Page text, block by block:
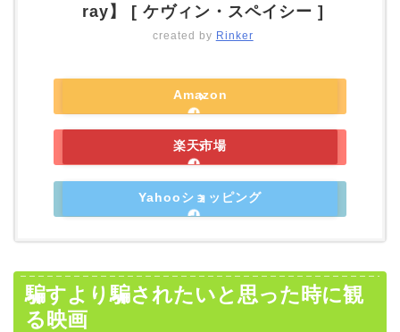
ray】 [ ケヴィン・スペイシー ]
created by Rinker
Amazon
楽天市場
Yahooショッピング
騙すより騙されたいと思った時に観
る映画